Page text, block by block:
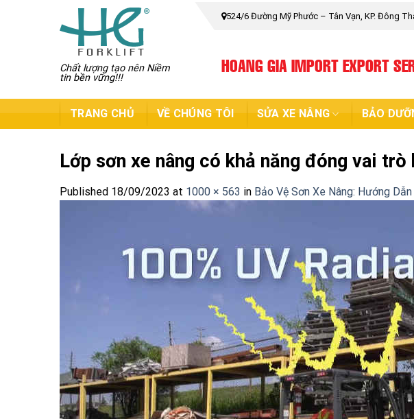
Chất lượng tạo nên Niềm
tin bền vững!!!
524/6 Đường Mỹ Phước – Tân Vạn, KP. Đông
HOANG GIA IMPORT EXPORT
TRANG CHỦ VỀ CHÚNG TÔI SỬA XE NÂNG BẢO
Lớp sơn xe nâng có khả năng đóng vai
Published 18/09/2023 at 1000 × 563 in Bảo Vệ Sơn Xe Nâng: Hướng